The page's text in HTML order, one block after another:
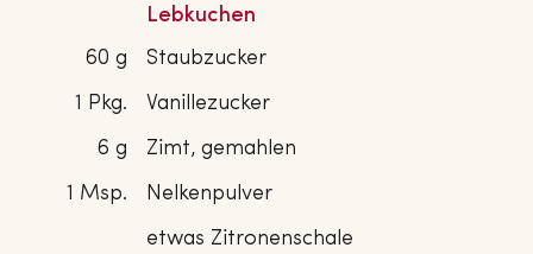
Lebkuchen
60 g
Staubzucker
1 Pkg.
Vanillezucker
6 g
Zimt, gemahlen
1 Msp.
Nelkenpulver
etwas Zitronenschale